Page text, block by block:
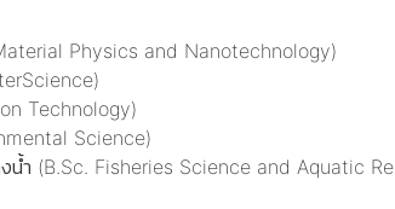
Physics and Nanotechnology)
Technology)
Science)
Fisheries Science and Aquatic